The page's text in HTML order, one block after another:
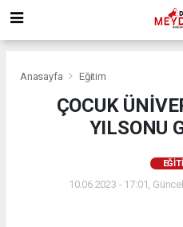
Anasayfa Eğitim
ÇOCUK
YILSONU
10.06.2023 - 17:01,